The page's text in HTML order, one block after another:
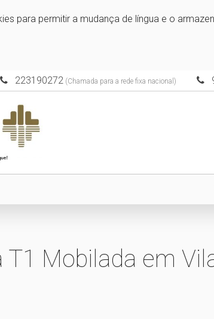
para permitir a mudança de língua e o
223190272 (Chamada para a rede fixa nacional)
T1 Mobilada em